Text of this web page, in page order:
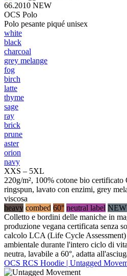
66.2010 NEW
OCS Polo
Polo pesante piqué unisex
white
black
charcoal
grey melange
fog
birch
latte
thyme
sage
ray
brick
prune
aster
orion
navy
XXS – 5XL
220g/m², 100% cotone bio certificato
ringspun, lavato con enzimi, grey
viscosa
heavy combed 60° neutral label
Colletto e bordini delle maniche in
produzione vegana certificata senza
calcolo LCA (Life Cycle
ambientale durante l'intero ciclo di
neutra, lavabile a 60°, adatta
OCS RCS Hoodie | Untagged